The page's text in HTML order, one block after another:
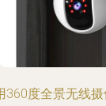
360度全景无线